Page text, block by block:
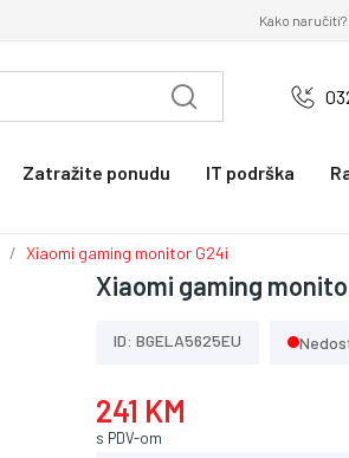
Kako naručiti?
Zatražite ponudu IT podrška
Xiaomi gaming monitor G24i
Xiaomi gaming
ID: BGELA5625EU
241 KM
s PDV-om